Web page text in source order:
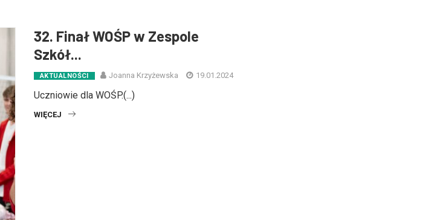
32. Finał WOŚP w Zespole
Szkół...
AKTUALNOŚCI Joanna Krzyżewska 19.01.2024
Uczniowie dla WOŚP.(...)
WIĘCEJ